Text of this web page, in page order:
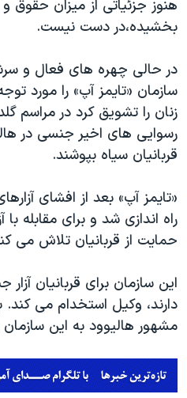
هنوز جزئیاتی از میزان حقوق
بخشیده،‌در دست نیست.
در حالی چهره های فعال و
سازمان «تایمز آپ» را مورد
زنان را تشویق کرد در مراسم
رسوایی های اخیر جنسی در
قربانیان سیاه بپوشند.
«تایمز آپ» بعد از افشای
راه اندازی شد و برای مقابله
حمایت از قربانیان تلاش می
این سازمان برای قربانیان
دارند، وکیل استخدام می
مشهور هالیوود به این سازمان